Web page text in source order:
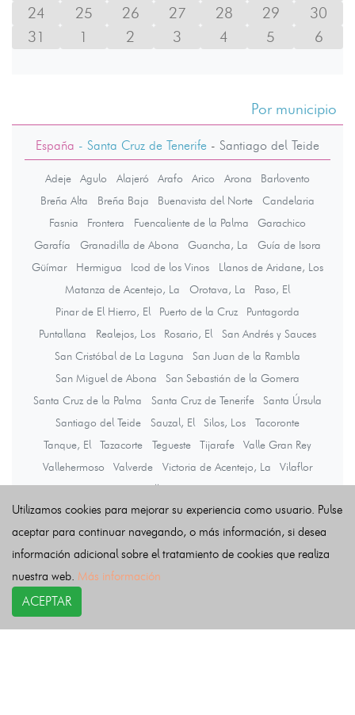
24
25 26 27 28 29
30
31
1 2 3 4 5 6
Por municipio
España - Santa Cruz de Tenerife - Santiago del Teide
Adeje Agulo Alajeró Arafo Arico Arona
Barlovento
Breña Alta
Breña Baja Buenavista del Norte
Candelaria
Fasnia
Frontera Fuencaliente de la Palma
Garachico
Garafía
Granadilla de Abona Guancha, La
Guía de Isora
Güímar
Hermigua Icod de los Vinos
Llanos de Aridane, Los
Matanza de Acentejo, La
Orotava, La
Paso, El
Pinar de El Hierro, El
Puerto de la Cruz
Puntagorda
Puntallana
Realejos, Los Rosario, El
San Andrés y Sauces
San Cristóbal de La Laguna
San Juan de la Rambla
San Miguel de Abona
San Sebastián de la Gomera
Santa Cruz de la Palma
Santa Cruz de Tenerife
Santa Úrsula
Santiago del Teide
Sauzal, El Silos, Los
Tacoronte
Tanque, El
Tazacorte Tegueste Tijarafe
Valle Gran Rey
Vallehermoso
Valverde Victoria de Acentejo, La
Vilaflor
Villa de Mazo
Últimas noticias
Utilizamos cookies para mejorar su experiencia como usuario. Pulse
aceptar para continuar navegando, o más información, si desea
información adicional sobre el tratamiento de cookies que realiza
nuestra web. Más información
ACEPTAR